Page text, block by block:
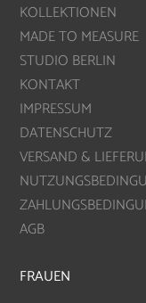
KOLLEKTIONEN
MADE TO MEASURE
STUDIO BERLIN
KONTAKT
IMPRESSUM
DATENSCHUTZ
VERSAND &
AGB
FRAUEN